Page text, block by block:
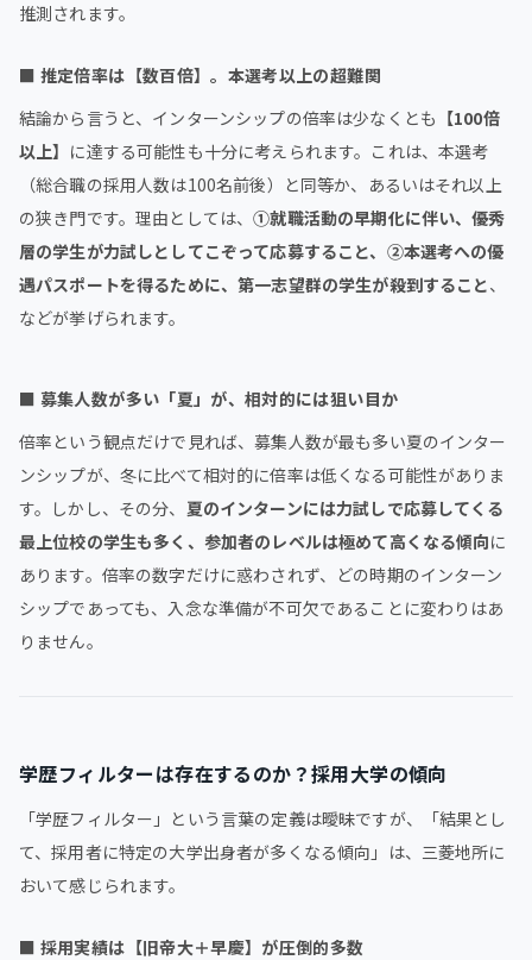
推測されます。
■ 推定倍率は【数百倍】。本選考以上の超難関
結論から言うと、インターンシップの倍率は少なくとも 【100倍
以上】 に達する可能性も十分に考えられます。これは、本選考
（総合職の採用人数は100名前後）と同等か、あるいはそれ以上
の狭き門です。理由としては、①就職活動の早期化に伴い、優秀
層の学生が力試しとしてこぞって応募すること、②本選考への優
遇パスポートを得るために、第一志望群の学生が殺到すること、
などが挙げられます。
■ 募集人数が多い「夏」が、相対的には狙い目か
倍率という観点だけで見れば、募集人数が最も多い夏のインター
ンシップが、冬に比べて相対的に倍率は低くなる可能性がありま
す。しかし、その分、 夏のインターンには力試しで応募してくる
最上位校の学生も多く、参加者のレベルは極めて高くなる傾向に
あります。倍率の数字だけに惑わされず、どの時期のインターン
シップであっても、入念な準備が不可欠であることに変わりはあ
りません。
学歴フィルターは存在するのか？採用大学の傾向
「学歴フィルター」という言葉の定義は曖昧ですが、「結果とし
て、採用者に特定の大学出身者が多くなる傾向」は、三菱地所に
おいて感じられます。
■ 採用実績は【旧帝大＋早慶】が圧倒的多数